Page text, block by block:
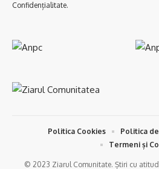
Confidențialitate.
© 2023 Ziarul Comunitate. Știri cu
Politica Cookies
Politica
Termeni și